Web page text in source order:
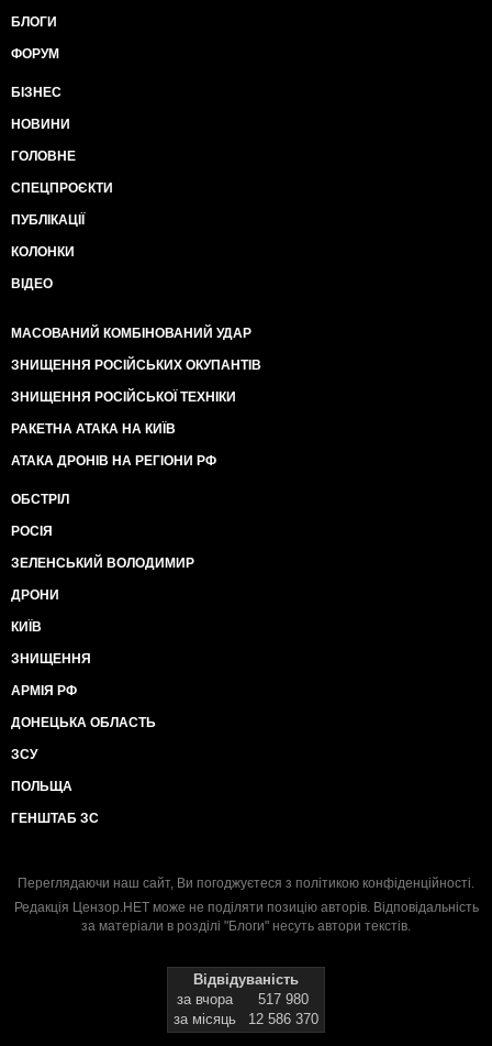
БЛОГИ
ФОРУМ
БІЗНЕС
НОВИНИ
ГОЛОВНЕ
СПЕЦПРОЄКТИ
ПУБЛІКАЦІЇ
КОЛОНКИ
ВІДЕО
МАСОВАНИЙ КОМБІНОВАНИЙ УДАР
ЗНИЩЕННЯ РОСІЙСЬКИХ ОКУПАНТІВ
ЗНИЩЕННЯ РОСІЙСЬКОЇ ТЕХНІКИ
РАКЕТНА АТАКА НА КИЇВ
АТАКА ДРОНІВ НА РЕГІОНИ РФ
ОБСТРІЛ
РОСІЯ
ЗЕЛЕНСЬКИЙ ВОЛОДИМИР
ДРОНИ
КИЇВ
ЗНИЩЕННЯ
АРМІЯ РФ
ДОНЕЦЬКА ОБЛАСТЬ
ЗСУ
ПОЛЬЩА
ГЕНШТАБ ЗС
Переглядаючи наш сайт, Ви погоджуєтеся з політикою конфіденційності.
Редакція Цензор.НЕТ може не поділяти позицію авторів. Відповідальність
за матеріали в розділі "Блоги" несуть автори текстів.
Відвідуваність
за вчора
517 980
за місяць
12 586 370